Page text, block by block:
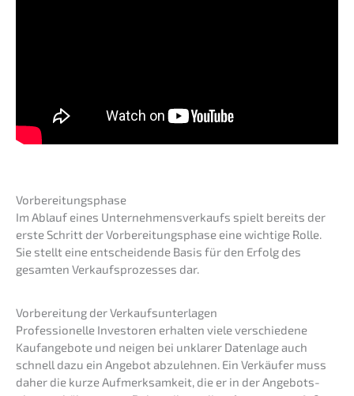
Vorbe­rei­tungs­pha­se
Im Ablauf eines Unter­neh­mens­ver­kaufs spielt bereits der
erste Schritt der Vorbe­rei­tungs­pha­se eine wichti­ge Rolle.
Sie stellt eine entschei­den­de Basis für den Erfolg des
gesam­ten Verkaufs­pro­zes­ses dar.
Vorbe­rei­tung der Verkaufsunterlagen
Profes­sio­nel­le Inves­to­ren erhal­ten viele verschie­de­ne
Kaufan­ge­bo­te und neigen bei unkla­rer Daten­la­ge auch
schnell dazu ein Angebot abzuleh­nen. Ein Verkäu­fer muss
daher die kurze Aufmerk­sam­keit, die er in der Angebots­